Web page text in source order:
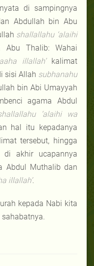
di sampingnya
Abdullah bin Abu
shallallahu ‘alaihi
Thalib: Wahai
illallah’kalimat
sisi Allah subhanahu
bin Abi Umayyah
agama Abdul
‘alaihi wa
hal itu kepadanya
tersebut, hingga
akhir ucapannya
Abdul Muthalib dan
illallah’.
kepada Nabi kita